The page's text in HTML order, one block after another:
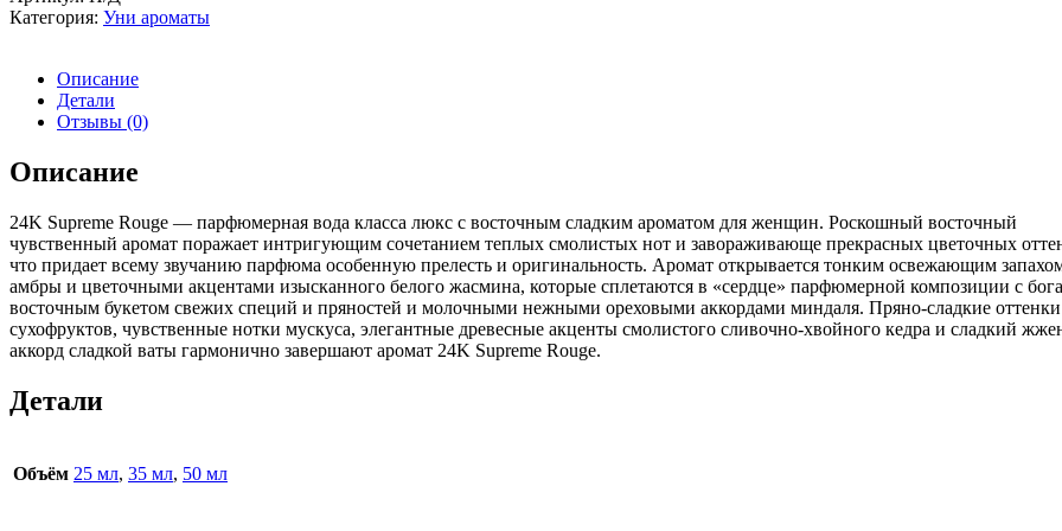
Категория: Уни ароматы
Описание
Детали
Отзывы (0)
Описание
24K Supreme Rouge — парфюмерная вода класса люкс с восточным сладким ароматом для женщин. Роскошный восточный
чувственный аромат поражает интригующим сочетанием теплых смолистых нот и завораживающе прекрасных цветочных
что придает всему звучанию парфюма особенную прелесть и оригинальность. Аромат открывается тонким освежающим
амбры и цветочными акцентами изысканного белого жасмина, которые сплетаются в «сердце» парфюмерной композиции с
восточным букетом свежих специй и пряностей и молочными нежными ореховыми аккордами миндаля. Пряно-сладкие оттенки
сухофруктов, чувственные нотки мускуса, элегантные древесные акценты смолистого сливочно-хвойного кедра и сладкий
аккорд сладкой ваты гармонично завершают аромат 24K Supreme Rouge.
Детали
Объём 25 мл, 35 мл, 50 мл